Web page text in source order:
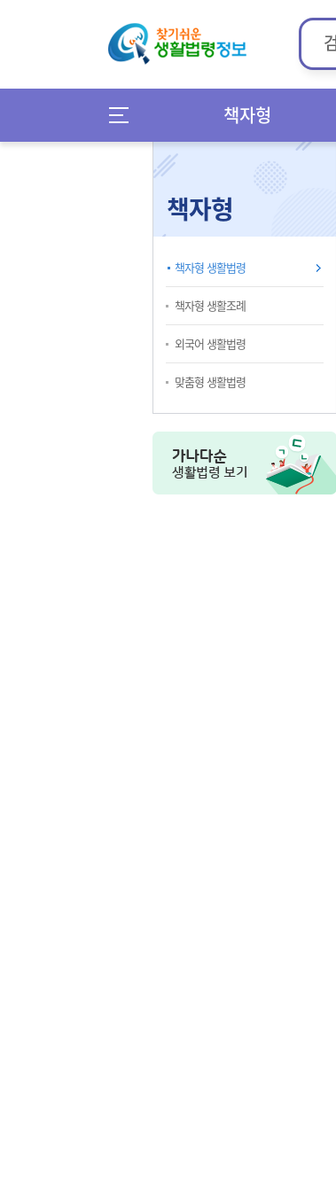
책자형
책자형
책자형 생활법령
책자형 생활조례
외국어 생활법령
맞춤형 생활법령